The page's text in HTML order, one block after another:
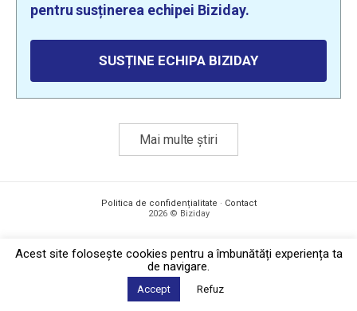
pentru susținerea echipei Biziday.
SUSȚINE ECHIPA BIZIDAY
Mai multe știri
Politica de confidențialitate · Contact
2026 © Biziday
Acest site foloseşte cookies pentru a îmbunătăți experiența ta
de navigare.
Accept Refuz